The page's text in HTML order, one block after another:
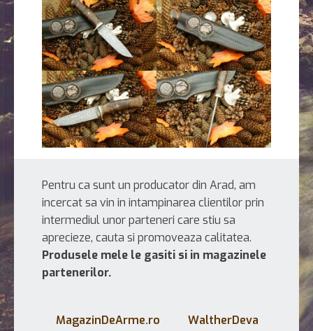
Pentru ca sunt un producator din Arad, am
incercat sa vin in intampinarea clientilor prin
intermediul unor parteneri care stiu sa
aprecieze, cauta si promoveaza calitatea.
Produsele mele le gasiti si in magazinele
partenerilor.
MagazinDeArme.ro
WaltherDeva